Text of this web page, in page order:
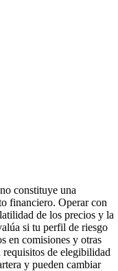
constituye una
financiero. Operar con
de los precios y la
si tu perfil de riesgo
en comisiones y otras
requisitos de elegibilidad
y pueden cambiar